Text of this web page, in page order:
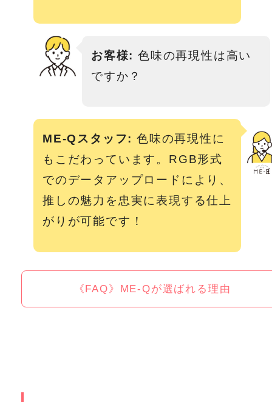
お客様: 色味の再現性は高い
ですか？
ME-Qスタッフ: 色味の再現性に
もこだわっています。RGB形式
でのデータアップロードにより、
推しの魅力を忠実に表現する仕上
がりが可能です！
《FAQ》ME-Qが選ばれる理由